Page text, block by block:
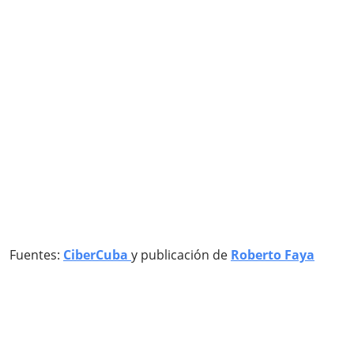
Fuentes: CiberCuba y publicación de Roberto Faya